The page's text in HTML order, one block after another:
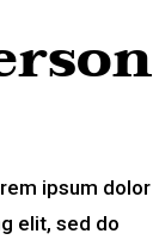
ipsum dolor
elit, sed do